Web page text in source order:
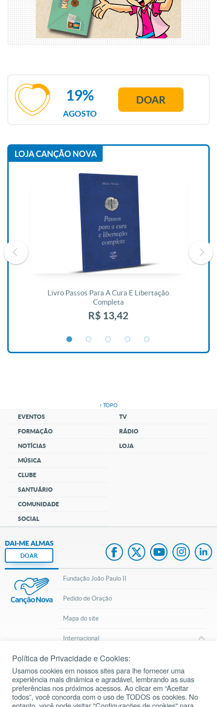
AGOSTO
19% DOAR
LOJA CANÇÃO NOVA
Livro Passos Para A Cura E Libertação
Completa
R$ 13,42
↑ TOPO
EVENTOS
FORMAÇÃO
NOTÍCIAS
MÚSICA
CLUBE
SANTUÁRIO
COMUNIDADE
SOCIAL
TV
RÁDIO
LOJA
DAI-ME ALMAS
DOAR
Fundação João Paulo II
Pedido de Oração
Mapa do site
Internacional
cancaonova.com © 2002 – 2026Todos os direitos reservados.
Política de Privacidade e Cookies:
Usamos cookies em nossos sites para lhe fornecer uma
experiência mais dinâmica e agradável, lembrando as suas
preferências nos próximos acessos. Ao clicar em “Aceitar
todos”, você concorda com o uso de TODOS os cookies. No